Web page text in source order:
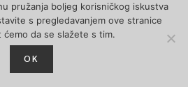
on Instagram
pružanja boljeg korisničkog iskustva
s pregledavanjem ove stranice
ćemo da se slažete s tim.
OK